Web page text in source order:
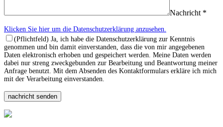
Nachricht *
Klicken Sie hier um die Datenschutzerklärung anzusehen.
(Pflichtfeld) Ja, ich habe die Datenschutzerklärung zur Kenntnis
genommen und bin damit einverstanden, dass die von mir angegebenen
Daten elektronisch erhoben und gespeichert werden. Meine Daten werden
dabei nur streng zweckgebunden zur Bearbeitung und Beantwortung meiner
Anfrage benutzt. Mit dem Absenden des Kontaktformulars erkläre ich mich
mit der Verarbeitung einverstanden.